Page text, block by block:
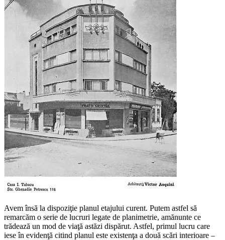
Avem însă la dispoziţie planul etajului curent. Putem astfel să
remarcăm o serie de lucruri legate de planimetrie, amănunte ce
trădează un mod de viaţă astăzi dispărut. Astfel, primul lucru care
iese în evidenţă citind planul este existenţa a două scări interioare –